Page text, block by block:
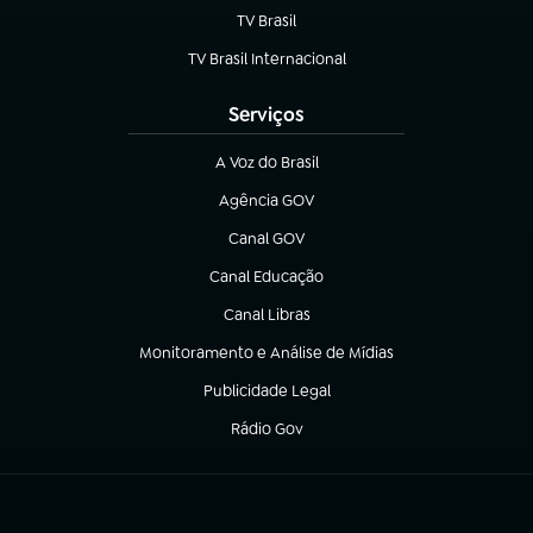
TV Brasil
(abre em nova aba)
TV Brasil Internacional
(abre em nova aba)
Serviços
A Voz do Brasil
(abre em nova aba)
Agência GOV
(abre em nova aba)
Canal GOV
(abre em nova aba)
Canal Educação
(abre em nova aba)
Canal Libras
(abre em nova aba)
Monitoramento e Análise de Mídias
(abre em nova aba)
Publicidade Legal
(abre em nova aba)
Rádio Gov
(abre em nova aba)